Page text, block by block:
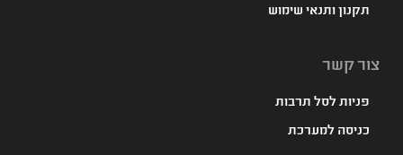
תקנון ותנאי שימוש
צור קשר
פניות לסל תרבות
כניסה למערכת